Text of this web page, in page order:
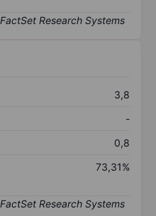
3,8
-
0,8
73,31%